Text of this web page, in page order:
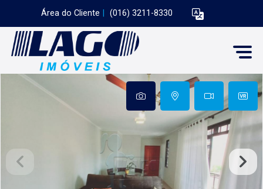
Área do Cliente (016) 3211-8330